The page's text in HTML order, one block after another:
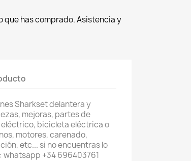
has comprado. Asistencia y
Sharkset delantera y
mejoras, partes de
bicicleta eléctrica o
motores, carenado,
etc... si no encuentras lo
+34 696403761